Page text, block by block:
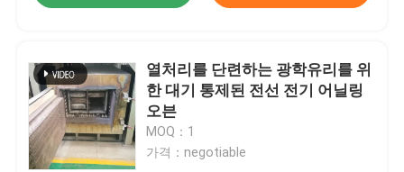
열처리를 단련하는 광학유리를 위
한 대기 통제된 전선 전기 어닐링
오븐
MOQ：1
가격：negotiable